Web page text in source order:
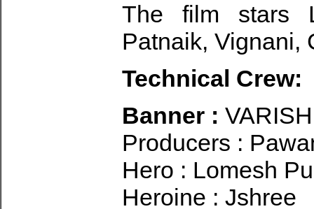
The film stars
Patnaik, Vignani,
Technical Crew:
Banner :
Producers :
Hero : Lomesh
Heroine : Jshree